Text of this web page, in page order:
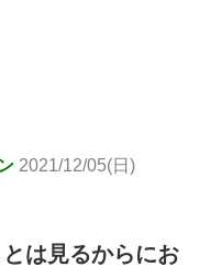
2021/12/05(日)
は見るからにお